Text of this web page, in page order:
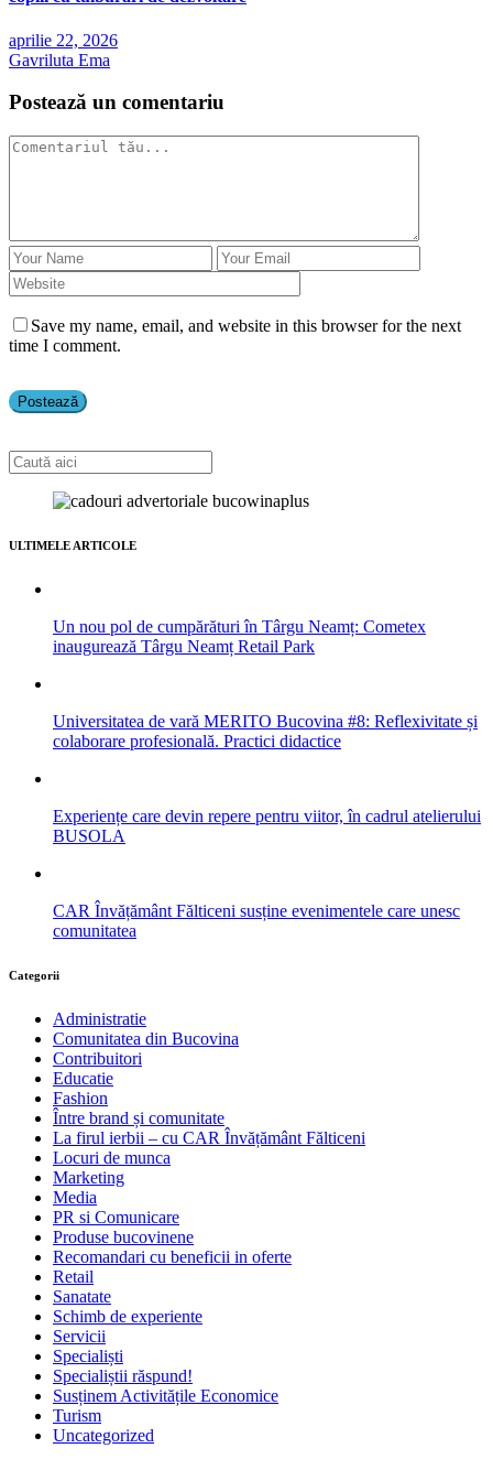
aprilie 22, 2026
Gavriluta Ema
Postează un comentariu
Save my name, email, and website in this browser for the next
time I comment.
ULTIMELE ARTICOLE
Un nou pol de cumpărături în Târgu Neamț: Cometex
inaugurează Târgu Neamț Retail Park
Universitatea de vară MERITO Bucovina #8: Reflexivitate și
colaborare profesională. Practici didactice
Experiențe care devin repere pentru viitor, în cadrul atelierului
BUSOLA
CAR Învățământ Fălticeni susține evenimentele care unesc
comunitatea
Categorii
Administratie
Comunitatea din Bucovina
Contribuitori
Educatie
Fashion
Între brand și comunitate
La firul ierbii – cu CAR Învățământ Fălticeni
Locuri de munca
Marketing
Media
PR si Comunicare
Produse bucovinene
Recomandari cu beneficii in oferte
Retail
Sanatate
Schimb de experiente
Servicii
Specialiști
Specialiștii răspund!
Susținem Activitățile Economice
Turism
Uncategorized